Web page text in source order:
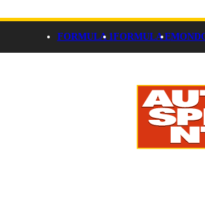
FORMULA 1FORMULA E